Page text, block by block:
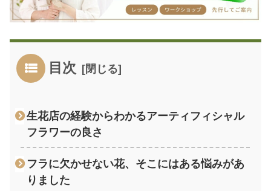
目次
生花店の経験からわかるアーティフィシャル
フラワーの良さ
フラに欠かせない花、そこにはある悩みがあ
りました